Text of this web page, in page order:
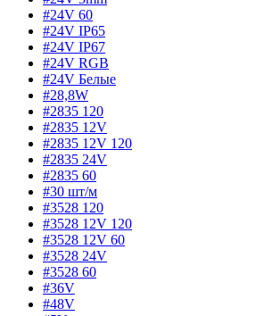
#24V 60
#24V IP65
#24V IP67
#24V RGB
#24V Белые
#28,8W
#2835 120
#2835 12V
#2835 12V 120
#2835 24V
#2835 60
#30 шт/м
#3528 120
#3528 12V 120
#3528 12V 60
#3528 24V
#3528 60
#36V
#48V